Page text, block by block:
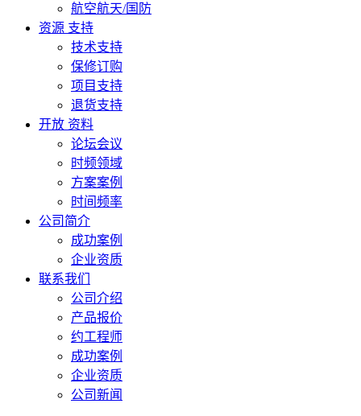
航空航天/国防
资源 支持
技术支持
保修订购
项目支持
退货支持
开放 资料
论坛会议
时频领域
方案案例
时间频率
公司简介
成功案例
企业资质
联系我们
公司介绍
产品报价
约工程师
成功案例
企业资质
公司新闻